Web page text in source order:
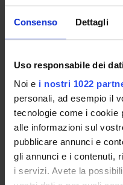
Consenso Dettagli
Uso responsabile dei
Noi e i nostri 1022
personali, ad esempio il
tecnologie come i cookie
alle informazioni sul
pubblicare annunci e
gli annunci e i contenuti,
i servizi. Avete la
Finanziamento:
Federico Boschi
Professore associato
AREE DI RICERCA
Applied Physics (DBT)